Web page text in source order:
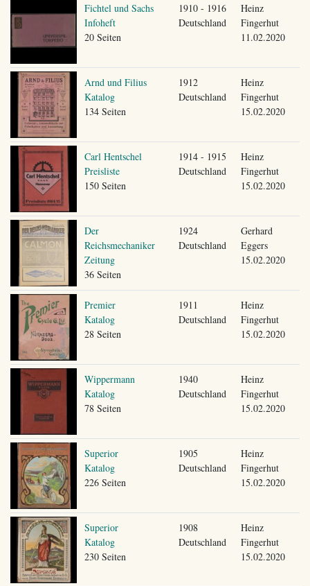
Fichtel und Sachs
Infoheft
20 Seiten
1910 - 1916
Deutschland
Heinz
Fingerhut
11.02.2020
Arnd und Filius
Katalog
134 Seiten
1912
Deutschland
Heinz
Fingerhut
15.02.2020
Carl Hentschel
Preisliste
150 Seiten
1914 - 1915
Deutschland
Heinz
Fingerhut
15.02.2020
Der
Reichsmechaniker
Zeitung
36 Seiten
1924
Deutschland
Gerhard
Eggers
15.02.2020
Premier
Katalog
28 Seiten
1911
Deutschland
Heinz
Fingerhut
15.02.2020
Wippermann
Katalog
78 Seiten
1940
Deutschland
Heinz
Fingerhut
15.02.2020
Superior
Katalog
226 Seiten
1905
Deutschland
Heinz
Fingerhut
15.02.2020
Superior
Katalog
230 Seiten
1908
Deutschland
Heinz
Fingerhut
15.02.2020